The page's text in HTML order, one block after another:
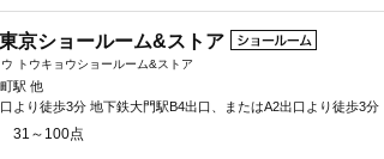
京ショールーム&ストア
トウキョウショールーム&ストア
駅 他
より徒歩3分 地下鉄大門駅B4出口、またはA2出口より徒歩3分
31～100点